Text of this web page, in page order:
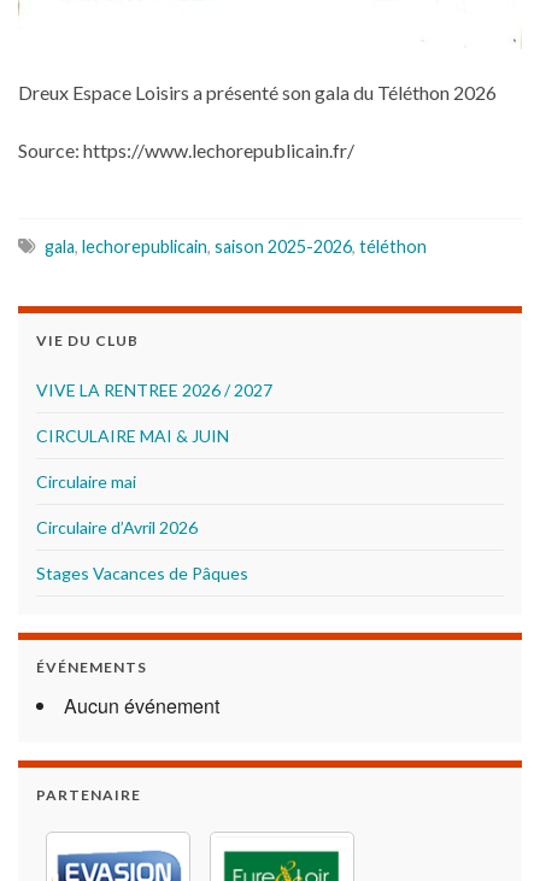
Dreux Espace Loisirs a présenté son gala du Téléthon 2026
Source: https://www.lechorepublicain.fr/
gala, lechorepublicain, saison 2025-2026, téléthon
VIE DU CLUB
VIVE LA RENTREE 2026 / 2027
CIRCULAIRE MAI & JUIN
Circulaire mai
Circulaire d’Avril 2026
Stages Vacances de Pâques
ÉVÉNEMENTS
Aucun événement
PARTENAIRE